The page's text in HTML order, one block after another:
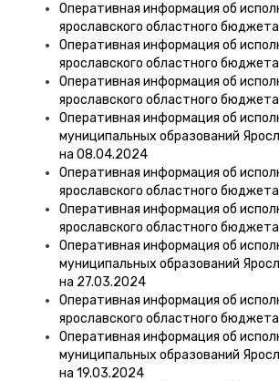
Оперативная информация об
ярославского областного
Оперативная информация об
ярославского областного
Оперативная информация об
ярославского областного
Оперативная информация об
муниципальных образований
на 08.04.2024
Оперативная информация об
ярославского областного
Оперативная информация об
ярославского областного
Оперативная информация об
муниципальных образований
на 27.03.2024
Оперативная информация об
ярославского областного
Оперативная информация об
муниципальных образований
на 19.03.2024